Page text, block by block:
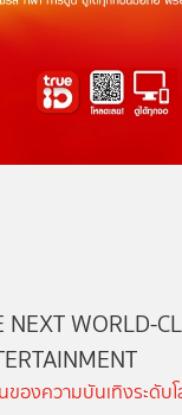
NEXT WORLD-
ของความบันเทิงระดับ